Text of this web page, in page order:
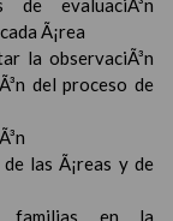
de evaluaciÃ³n
Ã¡rea
la observaciÃ³n
del proceso de
las Ã¡reas y de
familias en la